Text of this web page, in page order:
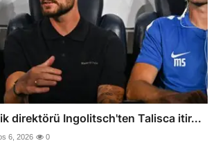
direktörü Ingolitsch'ten Talisca itir...
6, 2026 0